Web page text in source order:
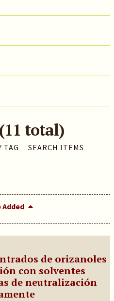
total)
TAG SEARCH ITEMS
Added
de orizanoles
con solventes
de neutralización